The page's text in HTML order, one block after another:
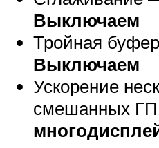
Выключаем
Тройная
Выключаем
Ускорение
смешанных